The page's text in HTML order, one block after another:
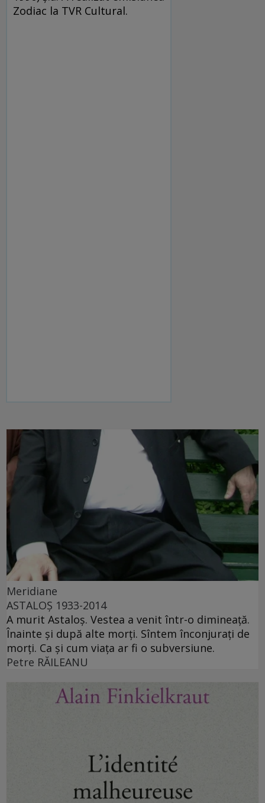
Zodiac la TVR Cultural.
Meridiane
ASTALOŞ 1933-2014
A murit Astaloş. Vestea a venit într-o dimineaţă.
Înainte şi după alte morţi. Sîntem înconjuraţi de
morţi. Ca şi cum viaţa ar fi o subversiune.
Petre RĂILEANU